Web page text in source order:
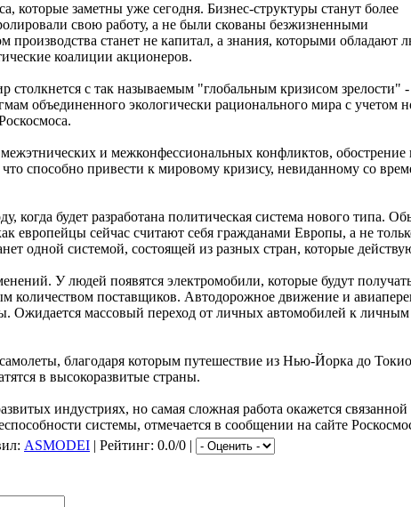
которые заметны уже сегодня. Бизнес-структуры станут более
свою работу, а не были скованы безжизненными
станет не капитал, а знания, которыми обладают
коалиции акционеров.
столкнется с так называемым "глобальным кризисом зрелости" -
объединенного экологически рационального мира с учетом
и межконфессиональных конфликтов, обострение
способно привести к мировому кризису, невиданному со
когда будет разработана политическая система нового типа.
европейцы сейчас считают себя гражданами Европы, а не
одной системой, состоящей из разных стран, которые
У людей появятся электромобили, которые будут
количеством поставщиков. Автодорожное движение и
Ожидается массовый переход от личных автомобилей к личным
благодаря которым путешествие из Нью-Йорка до
в высокоразвитые страны.
индустриях, но самая сложная работа окажется связанной
системы, отмечается в сообщении на сайте
: ASMODEI | Рейтинг: 0.0/0 |